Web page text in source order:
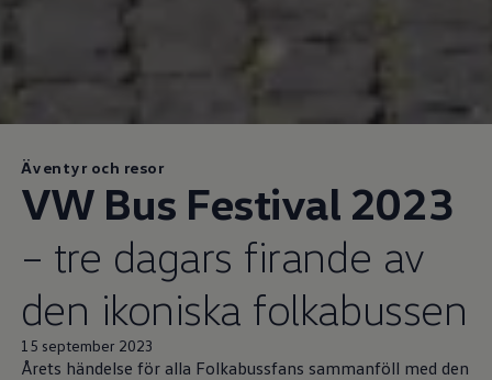
Äventyr och resor
VW Bus Festival 2023
– tre dagars firande av
den ikoniska folkabussen
15 september 2023
Årets händelse för alla Folkabussfans sammanföll med den